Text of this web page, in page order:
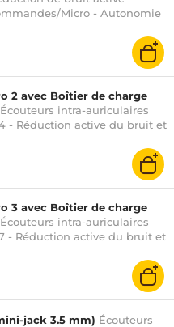
Micro - Autonomie
2 avec Boîtier de charge
Écouteurs intra-auriculaires
- Réduction active du bruit et
- Audio adaptatif -
tactiles - Micro -
- Boîtier de charge MagSafe
3 avec Boîtier de charge
Écouteurs intra-auriculaires
- Réduction active du bruit et
- Détection de la fréquence
adaptatif - Bluetooth 5.3 -
- Micro - Autonomie 8 + 24h
MagSafe (USB-C) avec haut-
jack 3.5 mm) Écouteurs